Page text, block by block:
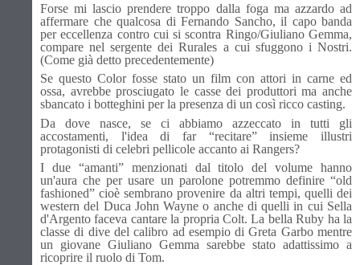
Forse mi lascio prendere troppo dalla foga ma azzardo ad
affermare che qualcosa di Fernando Sancho, il capo banda
per eccellenza contro cui si scontra Ringo/Giuliano Gemma,
compare nel sergente dei Rurales a cui sfuggono i Nostri.
(Come già detto precedentemente)
Se questo Color fosse stato un film con attori in carne ed
ossa, avrebbe prosciugato le casse dei produttori ma anche
sbancato i botteghini per la presenza di un così ricco casting.
Da dove nasce, se ci abbiamo azzeccato in tutti gli
accostamenti, l'idea di far “recitare” insieme illustri
protagonisti di celebri pellicole accanto ai Rangers?
I due “amanti” menzionati dal titolo del volume hanno
un'aura che per usare un parolone potremmo definire “old
fashioned” cioè sembrano provenire da altri tempi, quelli dei
western del Duca John Wayne o anche di quelli in cui Sella
d'Argento faceva cantare la propria Colt. La bella Ruby ha la
classe di dive del calibro ad esempio di Greta Garbo mentre
un giovane Giuliano Gemma sarebbe stato adattissimo a
ricoprire il ruolo di Tom.